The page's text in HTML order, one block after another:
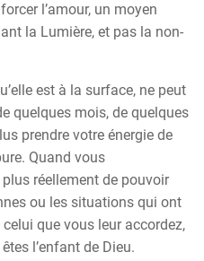
l’amour, un moyen
la Lumière, et pas la non-
est à la surface, ne peut
quelques mois, de quelques
prendre votre énergie de
Quand vous
réellement de pouvoir
ou les situations qui ont
que vous leur accordez,
l’enfant de Dieu.